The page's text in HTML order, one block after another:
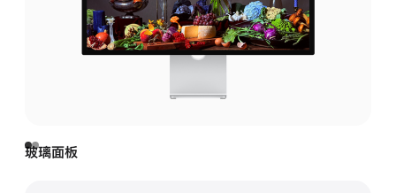
玻璃面板